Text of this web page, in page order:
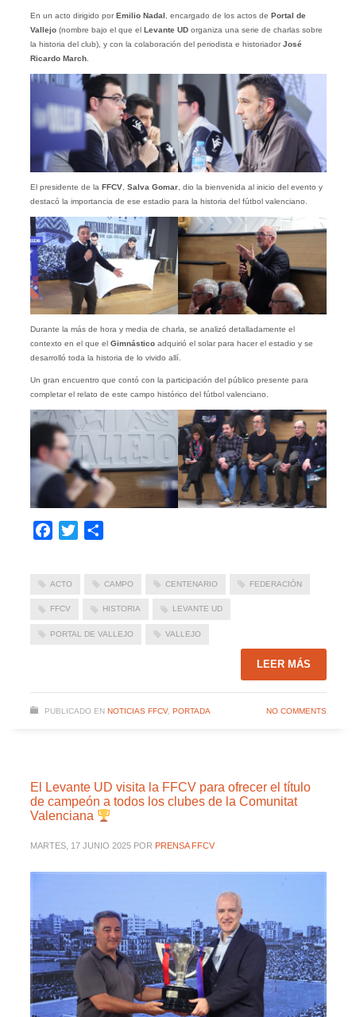
En un acto dirigido porEmilio Nadal , encargado de los actos de Portal de
Vallejo(nombre bajo el que el Levante UDorganiza una serie de charlas sobre
la historia del club), y con la colaboración del periodista e historiadorJosé
Ricardo March.
El presidente de la FFCV, Salva Gomar, dio la bienvenida al inicio del evento y
destacó la importancia de ese estadio para la historia del fútbol valenciano.
Durante la más de hora y media de charla, se analizó detalladamente el
contexto en el que el Gimnásticoadquirió el solar para hacer el estadio y se
desarrolló toda la historia de lo vivido allí.
Un gran encuentro que contó con la participación del público presente para
completar el relato de este campo histórico del fútbol valenciano.
Facebook
Twitter
ACTO CAMPO CENTENARIO FEDERACIÓN
FFCV HISTORIA LEVANTE UD
PORTAL DE VALLEJO VALLEJO
LEER MÁS
PUBLICADO EN NOTICIAS FFCV, PORTADA NO COMMENTS
El Levante UD visita la FFCV para ofrecer el título
de campeón a todos los clubes de la Comunitat
Valenciana
MARTES, 17 JUNIO 2025 POR PRENSA FFCV